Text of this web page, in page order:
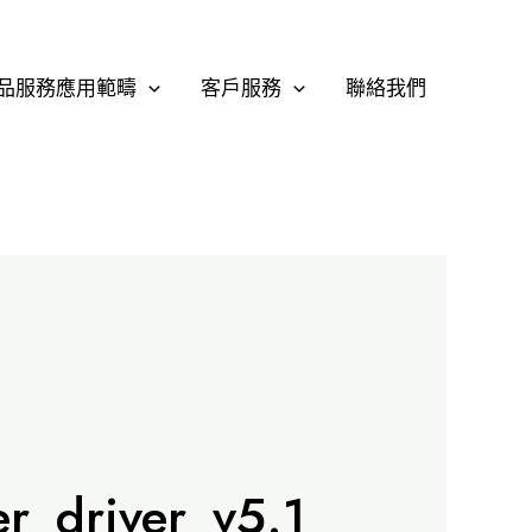
服務應用範疇 客戶服務 聯絡我們